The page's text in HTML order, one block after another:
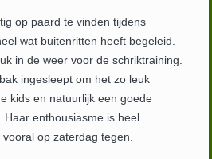
op paard te vinden tijdens
wat buitenritten heeft begeleid.
in de weer voor de schriktraining.
ingesleept om het zo leuk
kids en natuurlijk een goede
enthousiasme is heel
op zaterdag tegen.